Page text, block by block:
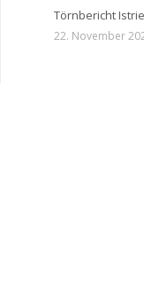
Törnbericht
22. November